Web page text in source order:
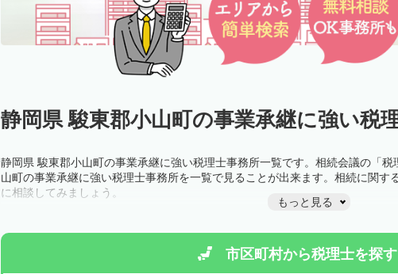
静岡県 駿東郡小山町の事業承継に強い税
静岡県 駿東郡小山町の事業承継に強い税理士事務所一覧です。相続会議の「
山町の事業承継に強い税理士事務所を一覧で見ることが出来ます。相続に関す
に相談してみましょう。
もっと見る
市区町村から税理士を探す